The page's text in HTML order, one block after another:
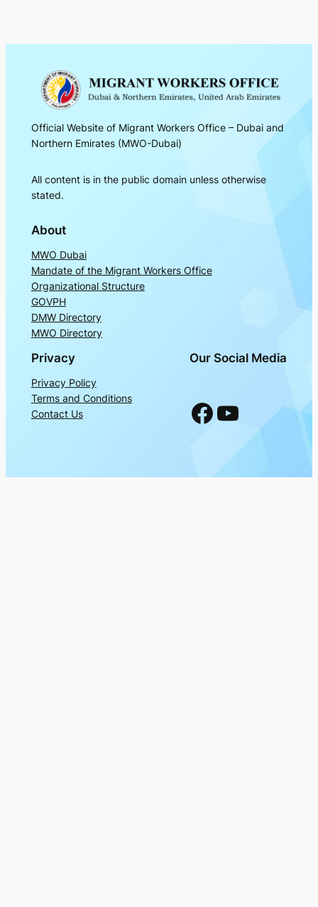
Official Website of Migrant Workers Office – Dubai and
Northern Emirates (MWO-Dubai)
All content is in the public domain unless otherwise
stated.
About
MWO Dubai
Mandate of the Migrant Workers Office
Organizational Structure
GOVPH
DMW Directory
MWO Directory
Privacy
Privacy Policy
Terms and Conditions
Contact Us
Our Social Media
Facebook YouTube